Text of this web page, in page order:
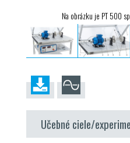
Na obrázku je PT 500
Učebné ciele/